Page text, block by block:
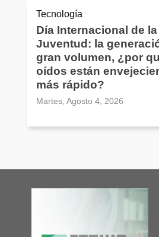
Tecnología
Día Internacional de la
Juventud: la
gran volumen, ¿por
oídos están
más rápido?
Martes, Agosto 4, 2026